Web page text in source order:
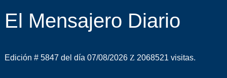
El Mensajero Diario
Edición # 5847 del día 07/08/2026 2068521 visitas.